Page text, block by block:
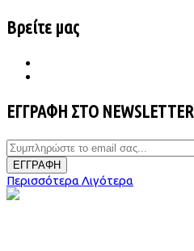
Βρείτε μας
ΕΓΓΡΑΦΗ ΣΤΟ NEWSLETTER
ΕΓΓΡΑΦΗ
Περισσότερα Λιγότερα